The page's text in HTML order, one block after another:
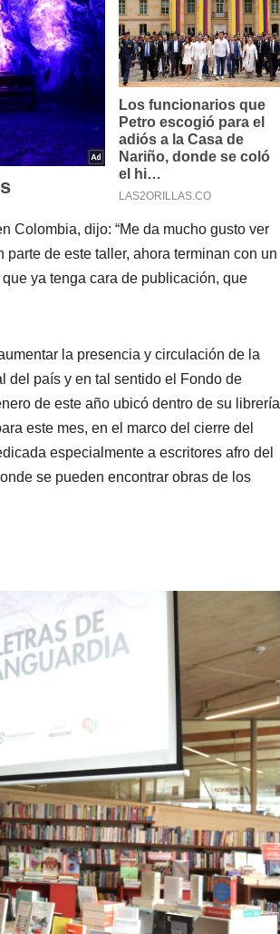
Colombia, dijo: “Me da mucho gusto ver
de este taller, ahora terminan con un
ya tenga cara de publicación, que
la presencia y circulación de la
del país y en tal sentido el Fondo de
de este año ubicó dentro de su librería
este mes, en el marco del cierre del
especialmente a escritores afro del
se pueden encontrar obras de los